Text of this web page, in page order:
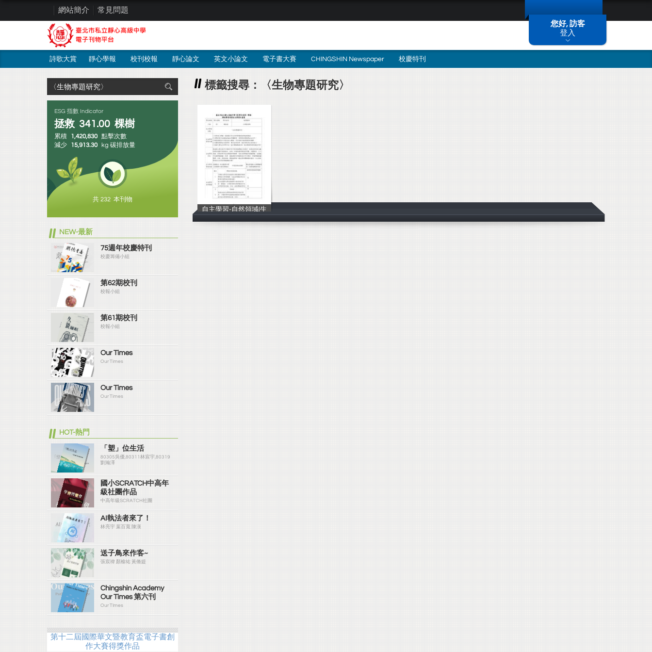
您好, 訪客
登入
網站簡介 常見問題
詩歌大賞 靜心學報 校刊校報 靜心論文 英文小論文 電子書大賽 CHINGSHIN Newspaper 校慶特刊
標籤搜尋：〈生物專題研究〉
自主學習-自然領域(生
劉庭豪 .張馨文
ESG 指數 Indicator
拯救 341.00 棵樹
累積 1,420,830 點擊次數
減少
15,913.30 kg 碳排放量
共 232 本刊物
NEW-最新
75週年校慶特刊
校慶籌備小組
第62期校刊
校報小組
第61期校刊
校報小組
Our Times
Our Times
Our Times
Our Times
HOT-熱門
「塑」位生活
80305吳優,80311林宸宇,80319
劉瀚澤
國小SCRATCH中高年
級社團作品
中高年級SCRATCH社團
AI執法者來了！
林亮宇 葉百寬 陳漢
送子鳥來作客~
張宸禕 顏榆祐 黃脩媞
Chingshin Academy
Our Times 第六刊
Our TImes
第十二屆國際華文暨教育盃電子書創
作大賽得獎作品